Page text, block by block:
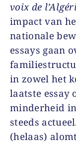
voix de
impact van
nationale
essays gaan
in zowel het
laatste essay
minderheid
steeds
(helaas)